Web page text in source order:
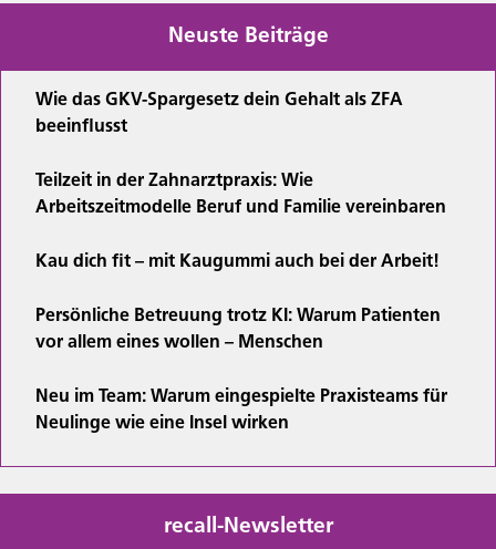
Neuste Beiträge
Wie das GKV-Spargesetz dein Gehalt als ZFA
beeinflusst
Teilzeit in der Zahnarztpraxis: Wie
Arbeitszeitmodelle Beruf und Familie vereinbaren
Kau dich fit – mit Kaugummi auch bei der Arbeit!
Persönliche Betreuung trotz KI: Warum Patienten
vor allem eines wollen – Menschen
Neu im Team: Warum eingespielte Praxisteams für
Neulinge wie eine Insel wirken
recall-Newsletter